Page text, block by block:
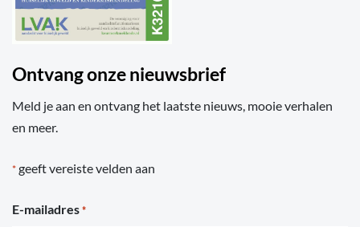
Ontvang onze nieuwsbrief
Meld je aan en ontvang het laatste nieuws, mooie verhalen
en meer.
*geeft vereiste velden aan
E-mailadres *